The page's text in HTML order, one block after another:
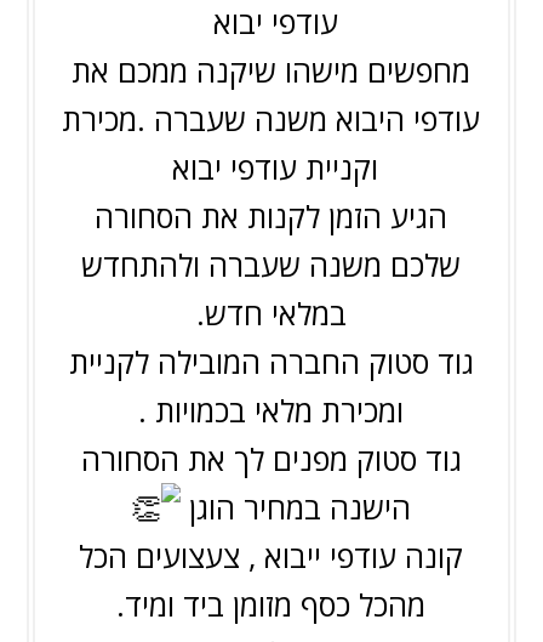
עודפי יבוא
מחפשים מישהו שיקנה ממכם את
עודפי היבוא משנה שעברה .מכירת
וקניית עודפי יבוא
הגיע הזמן לקנות את הסחורה
שלכם משנה שעברה ולהתחדש
במלאי חדש.
גוד סטוק החברה המובילה לקניית
ומכירת מלאי בכמויות .
גוד סטוק מפנים לך את הסחורה
הישנה במחיר הוגן
קונה עודפי ייבוא , צעצועים הכל
מהכל כסף מזומן ביד ומיד.